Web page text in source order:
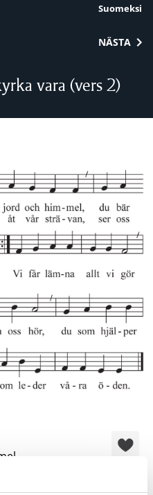
Suomeksi
NÄSTA
vara (vers 2)